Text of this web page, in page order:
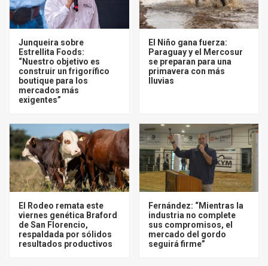
Junqueira sobre
Estrellita Foods:
“Nuestro objetivo es
construir un frigorífico
boutique para los
mercados más
exigentes”
El Niño gana fuerza:
Paraguay y el Mercosur
se preparan para una
primavera con más
lluvias
El Rodeo remata este
viernes genética Braford
de San Florencio,
respaldada por sólidos
resultados productivos
Fernández: “Mientras la
industria no complete
sus compromisos, el
mercado del gordo
seguirá firme”